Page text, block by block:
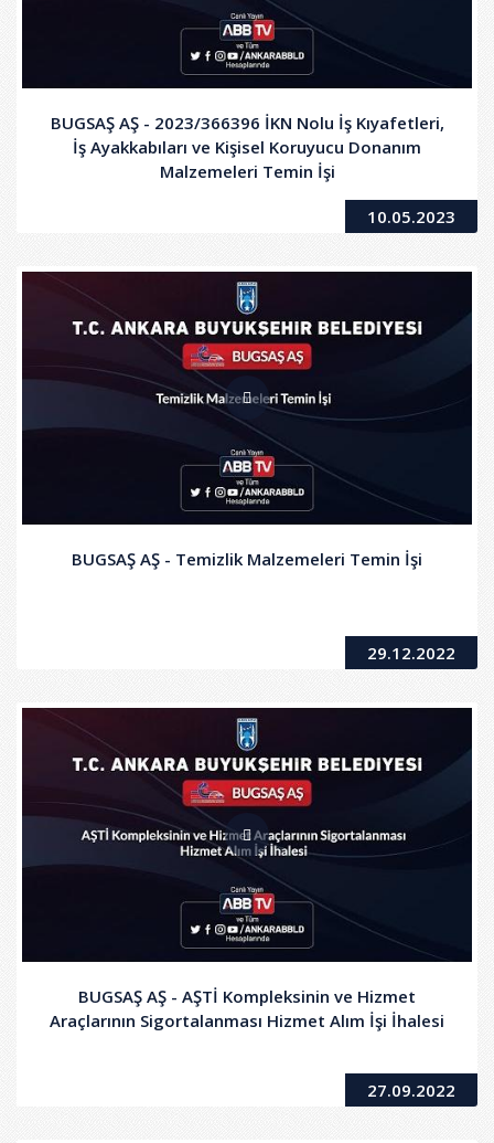
BUGSAŞ AŞ - 2023/366396 İKN Nolu İş Kıyafetleri,
İş Ayakkabıları ve Kişisel Koruyucu Donanım
Malzemeleri Temin İşi
10.05.2023
BUGSAŞ AŞ - Temizlik Malzemeleri Temin İşi
29.12.2022
BUGSAŞ AŞ - AŞTİ Kompleksinin ve Hizmet
Araçlarının Sigortalanması Hizmet Alım İşi İhalesi
27.09.2022